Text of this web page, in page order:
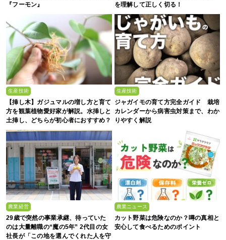
『フーモン』
を理解して正しく切る！
生産技術
【挿し木】ガジュマルの増し方と育て
方を観葉植物愛好家が解説。水挿しと
土挿し、どちらが初心者におすすめ？
生産技術
ジャガイモの育て方完全ガイド 栽培
カレンダーから病害虫対策まで、わか
りやすく解説
農業経営
29歳で突然の事業承継、待っていた
のは大量離職の“魔の5年” 2代目の女
社長が「この地を選んでくれた人を守
農業ニュース
カット野菜は危険なのか？噂の真相と
安心して食べるためのポイント